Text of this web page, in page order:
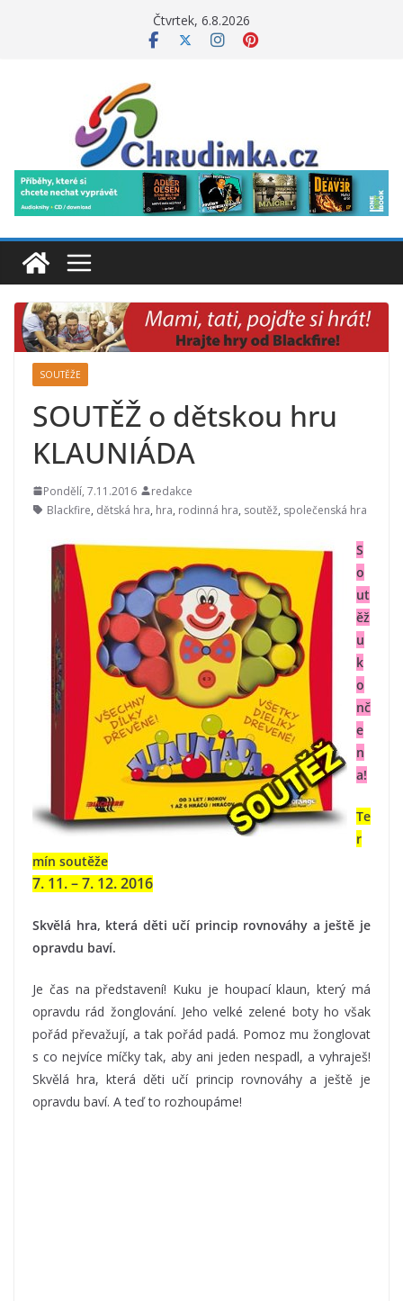
Čtvrtek, 6.8.2026
SOUTĚŽE
SOUTĚŽ o dětskou hru
KLAUNIÁDA
Pondělí, 7.11.2016
redakce
Blackfire, dětská hra, hra, rodinná hra, soutěž, společenská hra
S
o
ut
ěž
u
k
o
nč
e
n
a!
Te
r
mín soutěže
7. 11. – 7. 12. 2016
Skvělá hra, která děti učí princip rovnováhy a ještě je
opravdu baví.
Je čas na představení! Kuku je houpací klaun, který má
opravdu rád žonglování. Jeho velké zelené boty ho však
pořád převažují, a tak pořád padá. Pomoz mu žonglovat
s co nejvíce míčky tak, aby ani jeden nespadl, a vyhraješ!
Skvělá hra, která děti učí princip rovnováhy a ještě je
opravdu baví. A teď to rozhoupáme!